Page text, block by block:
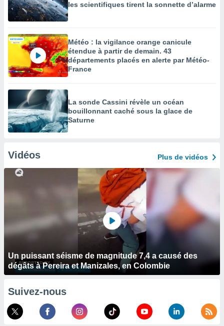
les scientifiques tirent la sonnette d’alarme
Météo : la vigilance orange canicule
étendue à partir de demain. 43
départements placés en alerte par Météo-
France
La sonde Cassini révèle un océan
bouillonnant caché sous la glace de
Saturne
Vidéos Plus de vidéos
Un puissant séisme de magnitude 7,4 a causé des
dégâts à Pereira et Manizales, en Colombie
Suivez-nous